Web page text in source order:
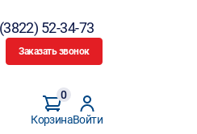
52-34-73
Заказать звонок
Корзина
0
Войти